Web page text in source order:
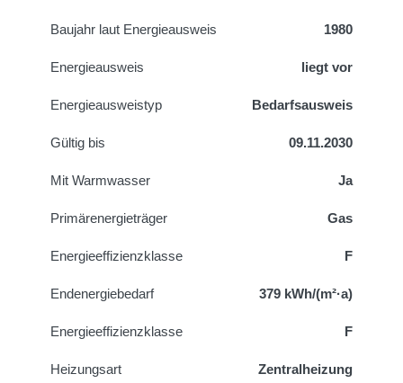
Baujahr laut Energieausweis 1980
Energieausweis liegt vor
Energie­ausweistyp Bedarfsausweis
Gültig bis 09.11.2030
Mit Warmwasser Ja
Primärenergieträger Gas
Energieeffizienzklasse F
Endenergiebedarf 379 kWh/(m²·a)
Energieeffizienzklasse F
Heizungsart Zentralheizung